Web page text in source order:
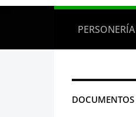
PERSONERÍA
DOCUMENTOS